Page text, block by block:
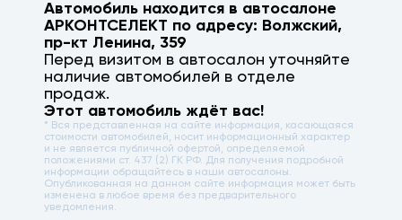
Автомобиль находится в автосалоне
АРКОНТСЕЛЕКТ по адресу: Волжский,
пр-кт Ленина, 359
Перед визитом в автосалон уточняйте
наличие автомобилей в отделе
продаж.
Этот автомобиль ждёт вас!
* Вся представленная на сайте информация, касающаяся
стоимости автомобилей, носит информационный характер
и не является публичной офертой, определяемой
положениями ст. 437 (2) ГК РФ. Для получения подробной
информации обращайтесь в наши автосалоны.
Опубликованная на данном сайте информация может быть
изменена в любое время без предварительного
уведомления.